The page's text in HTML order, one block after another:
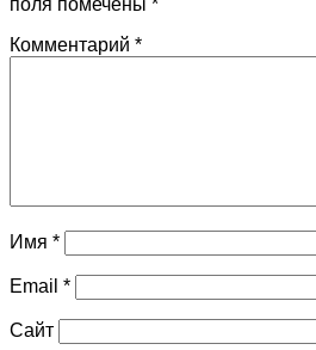
поля помечены *
Комментарий *
Имя *
Email *
Сайт